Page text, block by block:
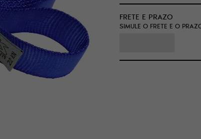
FRETE E PRAZO
SIMULE O FRETE E O